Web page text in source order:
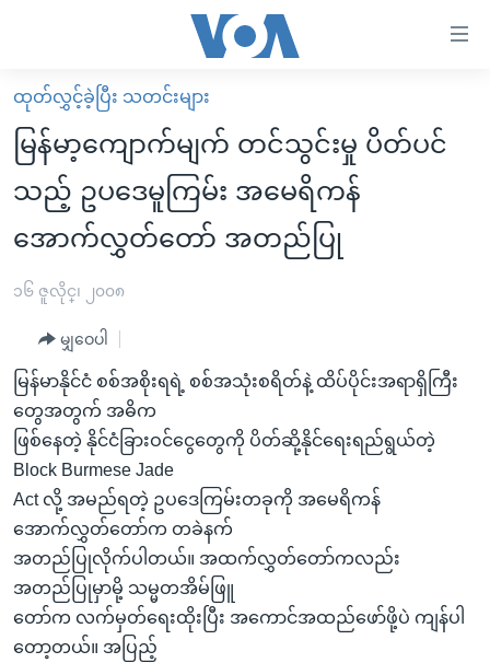
လွယ်ကူ
စေ
Link
များ
ပင်မ
ကျော်
ကြည့်
ရန်
ပင်မ
အ
ညွန်း
စာမျက်နှာ
သို့
ကျော်
ကြည့်
မူလစာမျက်နှာ
မြန်မာ
ကမ္ဘာ့သတင်းများ
နိုင်ငံတကာ
အစ္စရေး-ပါလက်စတိုင်း
ဗွီဒီယို
အင်္ဂလိပ်စာလေ့လာမယ်
အမေရိကန်သုံးအီဒီယံ
မကြေးမုံရဲ့ အင်္ဂလိပ်စာ
ရုပ်ရှင်ထဲက အင်္ဂလိပ်စာ
သုတပဒေသာ အင်္ဂလိပ်စာ
အပတ်စဉ်ကဏ္ဍများ
ရေဒီယို
တီဗွီ
ရေဒီယိုနှင့်ရုပ်သံ အချက်အလက်များ
ရေဒီယို/တီဗွီအစီအစဉ်
Learning English
ဗွီအိုအေ လူမှုကွန်ယက်များ
ထုတ်လွှင့်ခဲ့ပြီး သတင်းများ
မြန်မာ့ကျောက်မျက် တင်သွင်းမှု ပိတ်ပင်
သည့် ဥပဒေမူကြမ်း အမေရိကန်
အောက်လွှတ်တော် အတည်ပြု
၁၆ ဇူလိုင္၊ ၂၀၀၈
မျှဝေပါ
မြန်မာနိုင်ငံ စစ်အစိုးရရဲ့ စစ်အသုံးစရိတ်နဲ့ ထိပ်ပိုင်းအရာရှိကြီး
တွေအတွက် အဓိက
ဖြစ်နေတဲ့ နိုင်ငံခြားဝင်ငွေတွေကို ပိတ်ဆို့နိုင်ရေးရည်ရွယ်တဲ့
Block Burmese Jade
Act လို့ အမည်ရတဲ့ ဥပဒေကြမ်းတခုကို အမေရိကန်
အောက်လွှတ်တော်က တခဲနက်
အတည်ပြုလိုက်ပါတယ်။ အထက်လွှတ်တော်ကလည်း
အတည်ပြုမှာမို့ သမ္မတအိမ်ဖြူ
တော်က လက်မှတ်ရေးထိုးပြီး အကောင်အထည်ဖော်ဖို့ပဲ ကျန်ပါ
တော့တယ်။ အပြည့်